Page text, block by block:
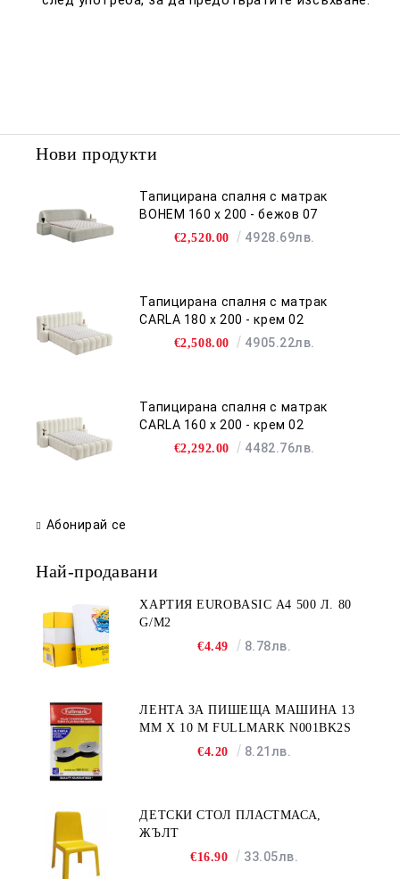
Нови продукти
Тапицирана спалня с матрак
BOHEM 160 х 200 - бежов 07
€2,520.00 4928.69лв.
Тапицирана спалня с матрак
CARLA 180 х 200 - крем 02
€2,508.00 4905.22лв.
Тапицирана спалня с матрак
CARLA 160 х 200 - крем 02
€2,292.00 4482.76лв.
Абонирай се
Най-продавани
ХАРТИЯ EUROBASIC А4 500 Л. 80
G/M2
€4.49
8.78лв.
ЛЕНТА ЗА ПИШЕЩА МАШИНА 13
MM X 10 M FULLMARK N001BK2S
€4.20
8.21лв.
ДЕТСКИ СТОЛ ПЛАСТМАСА,
ЖЪЛТ
€16.90
33.05лв.